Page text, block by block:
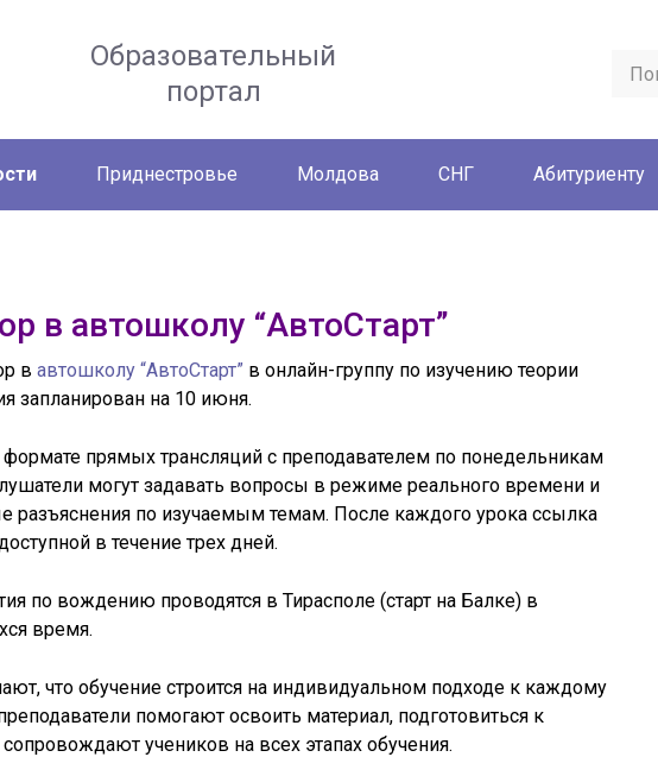
Образовательный
портал
Приднестровье Молдова СНГ Абитуриенту
в автошколу “АвтоСтарт”
в автошколу “АвтоСтарт” в онлайн-группу по изучению теории
запланирован на 10 июня.
формате прямых трансляций с преподавателем по понедельникам
могут задавать вопросы в режиме реального времени и
разъяснения по изучаемым темам. После каждого урока ссылка
в течение трех дней.
по вождению проводятся в Тирасполе (старт на Балке) в
время.
что обучение строится на индивидуальном подходе к каждому
помогают освоить материал, подготовиться к
учеников на всех этапах обучения.